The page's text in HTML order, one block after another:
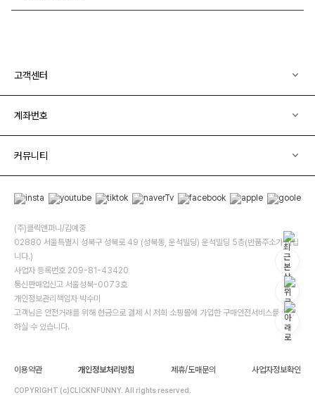
고객센터
계좌번호
커뮤니티
(주)클릭앤퍼니/김예중
02880 서울특별시 성북구 성북로 49 (성북동, 운석빌딩) 운석빌딩 5층(반품주소가 아닙
니다.)
사업자 등록번호 209-81-43420
통신판매업신고 서울성북-0073호
개인정보관리책임자 박수미
고객님은 안전거래를 위해 현금으로 결제 시 저희 소핑몰에 가입한 구매안전서비스를 이용
하실 수 있습니다.
이용약관 개인정보처리방침 제휴/도매문의 사업자정보확인
COPYRIGHT (c)CLICKNFUNNY. All rights reserved.